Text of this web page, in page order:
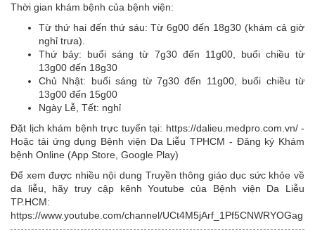
Thời gian khám bệnh của bệnh viện:
Từ thứ hai đến thứ sáu: Từ 6g00 đến 18g30 (khám cả giờ
nghỉ trưa).
Thứ bảy: buổi sáng từ 7g30 đến 11g00, buổi chiều từ
13g00 đến 18g30
Chủ Nhật: buổi sáng từ 7g30 đến 11g00, buổi chiều từ
13g00 đến 15g00
Ngày Lễ, Tết: nghỉ
Đặt lịch khám bệnh trực tuyến tại: https://dalieu.medpro.com.vn/ -
Hoặc tải ứng dụng Bệnh viện Da Liễu TPHCM - Đăng ký Khám
bệnh Online (App Store, Google Play)
Để xem được nhiều nội dung Truyền thông giáo dục sức khỏe về
da liễu, hãy truy cập kênh Youtube của Bệnh viện Da Liễu
TP.HCM:
https://www.youtube.com/channel/UCt4M5jArf_1Pf5CNWRYOGag